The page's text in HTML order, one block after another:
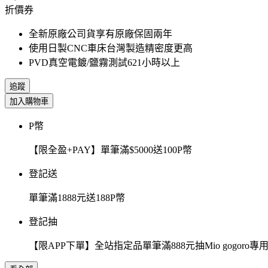
折價券
全新原廠公司貨享有原廠保固兩年
使用日製CNC車床台灣製造精密度更高
PVD真空電鍍/鹽霧測試621小時以上
追蹤
加入購物車
P幣
【限全盈+PAY】單筆滿$5000送100P幣
登記送
單筆滿1888元送188P幣
登記抽
【限APP下單】全站指定品單筆滿888元抽Mio gogoro